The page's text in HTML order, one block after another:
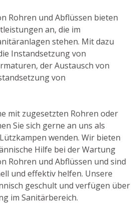
Rohren und Abflüssen bieten
an, die im
stehen. Mit dazu
Instandsetzung von
der Austausch von
von
mit zugesetzten Rohren oder
Sie sich gerne an uns als
wenden. Wir bieten
Hilfe bei der Wartung
Rohren und Abflüssen und sind
und effektiv helfen. Unsere
geschult und verfügen über
im Sanitärbereich.